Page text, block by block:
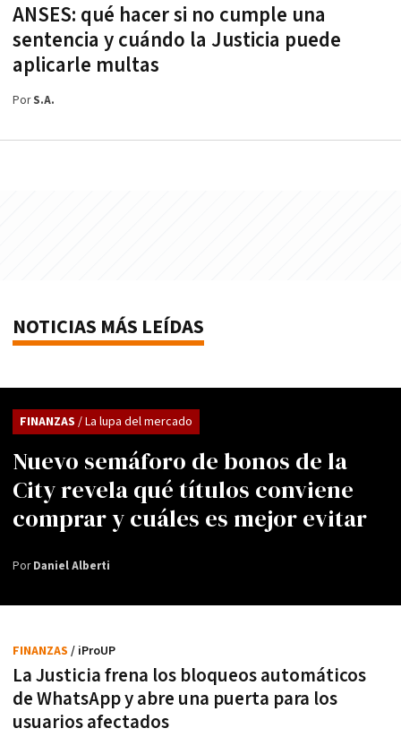
ANSES: qué hacer si no cumple una
sentencia y cuándo la Justicia puede
aplicarle multas
PorS.A.
NOTICIAS MÁS LEÍDAS
Nuevo semáforo de bonos de la
City revela qué títulos conviene
comprar y cuáles es mejor evitar
FINANZAS / La lupa del mercado
PorDaniel Alberti
La Justicia frena los bloqueos automáticos
de WhatsApp y abre una puerta para los
usuarios afectados
FINANZAS / iProUP